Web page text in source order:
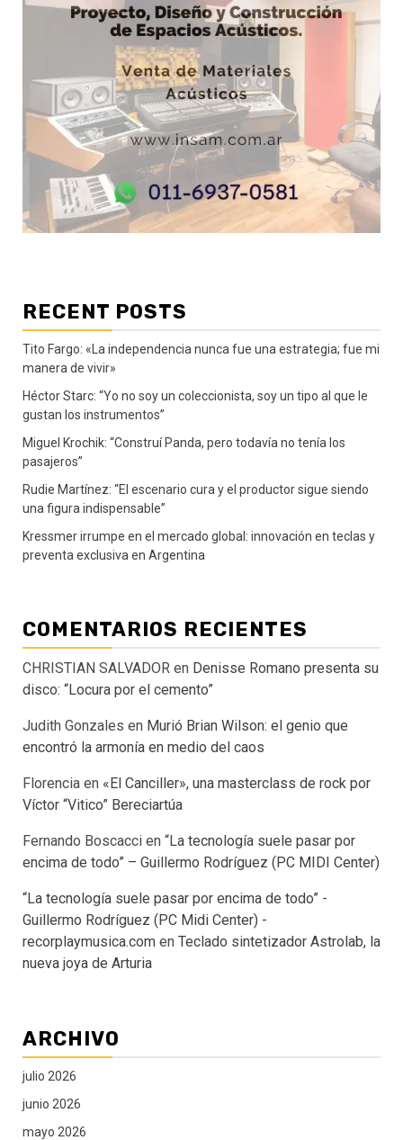
RECENT POSTS
Tito Fargo: «La independencia nunca fue una estrategia; fue mi
manera de vivir»
Héctor Starc: “Yo no soy un coleccionista, soy un tipo al que le
gustan los instrumentos”
Miguel Krochik: “Construí Panda, pero todavía no tenía los
pasajeros”
Rudie Martínez: “El escenario cura y el productor sigue siendo
una figura indispensable”
Kressmer irrumpe en el mercado global: innovación en teclas y
preventa exclusiva en Argentina
COMENTARIOS RECIENTES
CHRISTIAN SALVADOR en Denisse Romano presenta su
disco: “Locura por el cemento”
Judith Gonzales en Murió Brian Wilson: el genio que
encontró la armonía en medio del caos
Florencia en «El Canciller», una masterclass de rock por
Víctor “Vitico” Bereciartúa
Fernando Boscacci en “La tecnología suele pasar por
encima de todo” – Guillermo Rodríguez (PC MIDI Center)
“La tecnología suele pasar por encima de todo” -
Guillermo Rodríguez (PC Midi Center) -
recorplaymusica.com en Teclado sintetizador Astrolab, la
nueva joya de Arturia
ARCHIVO
julio 2026
junio 2026
mayo 2026